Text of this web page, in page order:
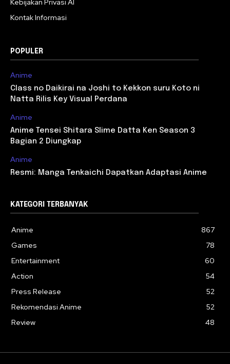
Kebijakan Privasi AI
Kontak Informasi
POPULER
Anime
Class no Daikirai na Joshi to Kekkon suru Koto ni
Natta Rilis Key Visual Perdana
Anime
Anime Tensei Shitara Slime Datta Ken Season 3
Bagian 2 Diungkap
Anime
Resmi: Manga Tenkaichi Dapatkan Adaptasi Anime
KATEGORI TERBANYAK
Anime
867
Games
78
Entertainment
60
Action
54
Press Release
52
Rekomendasi Anime
52
Review
48